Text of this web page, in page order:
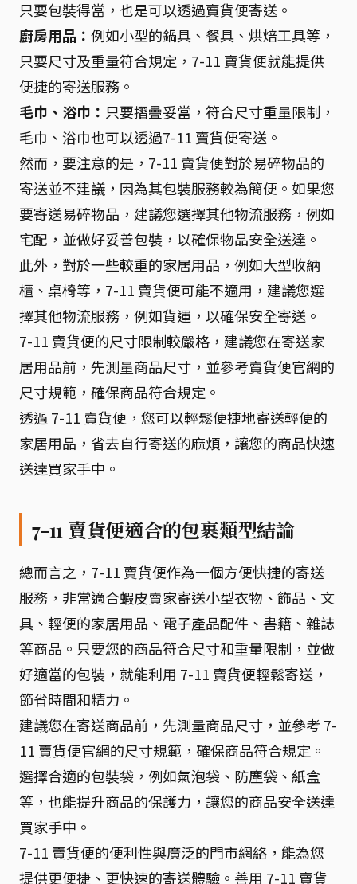
只要包裝得當，也是可以透過賣貨便寄送。
廚房用品： 例如小型的鍋具、餐具、烘焙工具等，
只要尺寸及重量符合規定，7-11 賣貨便就能提供
便捷的寄送服務。
毛巾、浴巾： 只要摺疊妥當，符合尺寸重量限制，
毛巾、浴巾也可以透過7-11 賣貨便寄送。
然而，要注意的是，7-11 賣貨便對於易碎物品的
寄送並不建議，因為其包裝服務較為簡便。如果您
要寄送易碎物品，建議您選擇其他物流服務，例如
宅配，並做好妥善包裝，以確保物品安全送達。
此外，對於一些較重的家居用品，例如大型收納
櫃、桌椅等，7-11 賣貨便可能不適用，建議您選
擇其他物流服務，例如貨運，以確保安全寄送。
7-11 賣貨便的尺寸限制較嚴格，建議您在寄送家
居用品前，先測量商品尺寸，並參考賣貨便官網的
尺寸規範，確保商品符合規定。
透過 7-11 賣貨便，您可以輕鬆便捷地寄送輕便的
家居用品，省去自行寄送的麻煩，讓您的商品快速
送達買家手中。
7-11 賣貨便適合的包裹類型結論
總而言之，7-11 賣貨便作為一個方便快捷的寄送
服務，非常適合蝦皮賣家寄送小型衣物、飾品、文
具、輕便的家居用品、電子產品配件、書籍、雜誌
等商品。只要您的商品符合尺寸和重量限制，並做
好適當的包裝，就能利用 7-11 賣貨便輕鬆寄送，
節省時間和精力。
建議您在寄送商品前，先測量商品尺寸，並參考 7-
11 賣貨便官網的尺寸規範，確保商品符合規定。
選擇合適的包裝袋，例如氣泡袋、防塵袋、紙盒
等，也能提升商品的保護力，讓您的商品安全送達
買家手中。
7-11 賣貨便的便利性與廣泛的門市網絡，能為您
提供更便捷、更快速的寄送體驗。善用 7-11 賣貨